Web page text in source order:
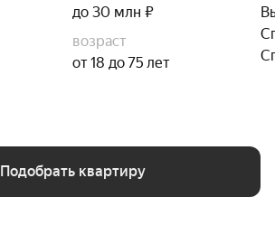
до 30 млн ₽
возраст
от 18 до 75 лет
Подобрать квартиру